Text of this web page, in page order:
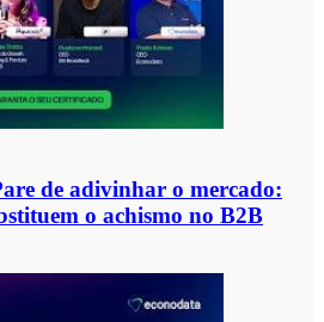
de adivinhar o mercado:
o achismo no B2B